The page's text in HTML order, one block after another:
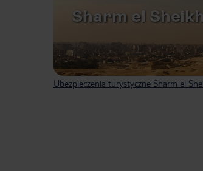
Sharm el
Ubezpieczenia turystyczne Sharm el